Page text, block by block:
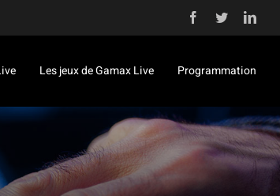
Facebook
Twitter
Les jeux de Gamax Live Programmation